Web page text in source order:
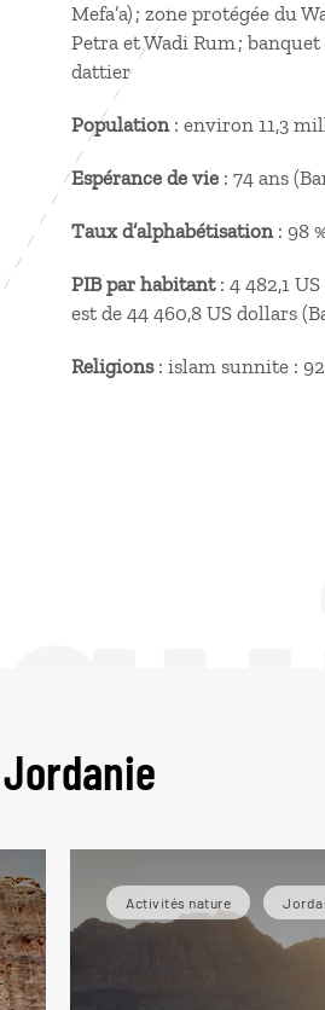
Mefa’a) ; zone protégée du
Petra et Wadi Rum ;
dattier
Population: environ 11,3
Espérance de vie : 74 ans
Taux d’alphabétisation: 98
PIB par habitant: 4 482,1
est de 44 460,8 US dollars
Religions: islam sunnite :
Activités nature